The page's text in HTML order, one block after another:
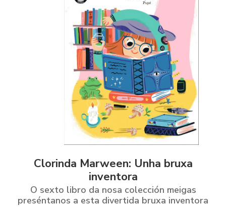
Clorinda Marween: Unha bruxa
inventora
O sexto libro da nosa colección meigas
preséntanos a esta divertida bruxa inventora